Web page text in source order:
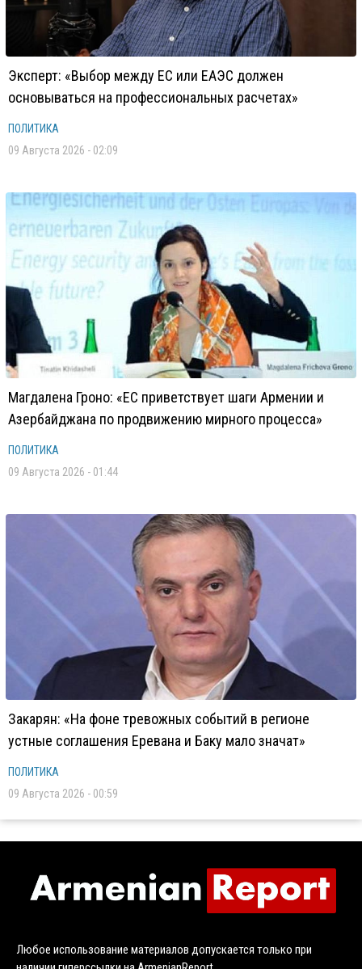
Эксперт: «Выбор между ЕС или ЕАЭС должен
основываться на профессиональных расчетах»
ПОЛИТИКА
09 Августа 2026 - 02:09
Магдалена Гроно: «ЕС приветствует шаги Армении и
Азербайджана по продвижению мирного процесса»
ПОЛИТИКА
09 Августа 2026 - 01:44
Закарян: «На фоне тревожных событий в регионе
устные соглашения Еревана и Баку мало значат»
ПОЛИТИКА
09 Августа 2026 - 00:59
Любое использование материалов допускается только при